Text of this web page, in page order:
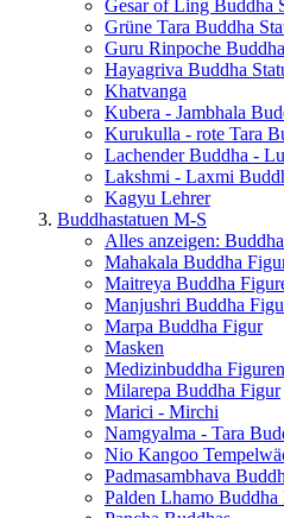
Gesar of Ling Buddha
Grüne Tara Buddha
Guru Rinpoche
Hayagriva Buddha
Khatvanga
Kubera - Jambhala
Kurukulla - rote Tara
Lachender Buddha -
Lakshmi - Laxmi
Kagyu Lehrer
Buddhastatuen M-S
Alles anzeigen:
Mahakala Buddha
Maitreya Buddha
Manjushri Buddha
Marpa Buddha Figur
Masken
Medizinbuddha Figuren
Milarepa Buddha Figur
Marici - Mirchi
Namgyalma - Tara
Nio Kangoo
Padmasambhava
Palden Lhamo Buddha